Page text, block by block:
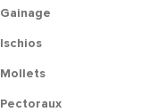
Gainage
Ischios
Mollets
Pectoraux